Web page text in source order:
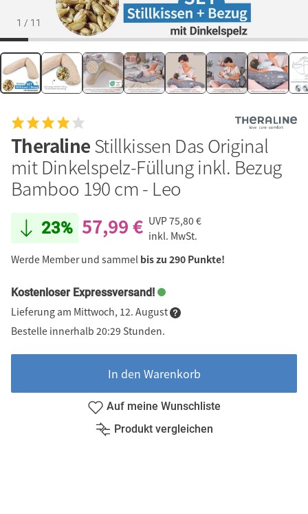
1 / 11
TheralineStillkissen Das Original
mit Dinkelspelz-Füllung inkl. Bezug
Bamboo 190 cm - Leo
23% 57,99 € UVP75,80 €
inkl. MwSt.
Werde Member und sammel bis zu 290 Punkte!
Kostenloser Expressversand!
Lieferung am Mittwoch, 12. August
Bestelle innerhalb 20:29 Stunden.
In den Warenkorb
Auf meine Wunschliste
Produkt vergleichen